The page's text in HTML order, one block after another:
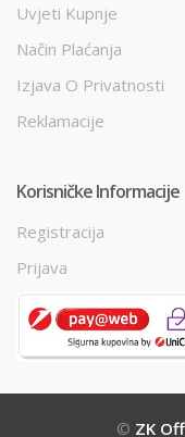
Uvjeti Kupnje
Način Plaćanja
Izjava O Privatnosti
Reklamacije
Korisničke Informacije
Registracija
Prijava
© ZK